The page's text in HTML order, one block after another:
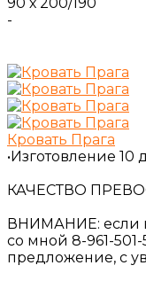
-
Кровать Прага
•Изготовление 10
КАЧЕСТВО
ВНИМАНИЕ: если
со мной 8-961-
предложение, с